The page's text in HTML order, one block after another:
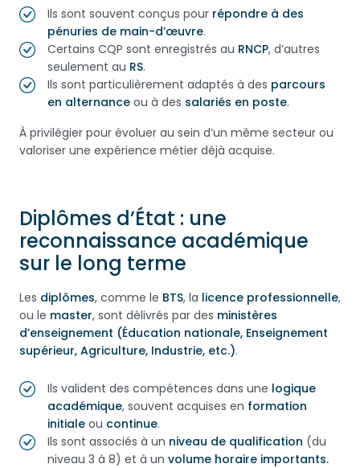
Ils sont souvent conçus pour répondre à des
pénuries de main-d’œuvre.
Certains CQP sont enregistrés au RNCP, d’autres
seulement au RS.
Ils sont particulièrement adaptés à des parcours
en alternance ou à des salariés en poste.
À privilégier pour évoluer au sein d’un même secteur ou
valoriser une expérience métier déjà acquise.
Diplômes d’État : une
reconnaissance académique
sur le long terme
Les diplômes, comme le BTS, la licence professionnelle,
ou le master, sont délivrés par des ministères
d’enseignement (Éducation nationale, Enseignement
supérieur, Agriculture, Industrie, etc.).
Ils valident des compétences dans une logique
académique, souvent acquises en formation
initiale ou continue.
Ils sont associés à un niveau de qualification (du
niveau 3 à 8) et à un volume horaire importants.